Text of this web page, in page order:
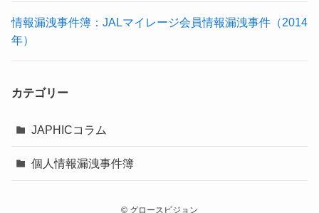
情報漏洩事件簿：JALマイレージ会員情報漏洩事件（2014
年）
カテゴリー
JAPHICコラム
個人情報漏洩事件簿
© グロースビジョン